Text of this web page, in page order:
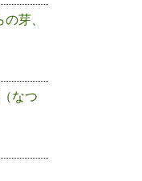
芽、
なつ